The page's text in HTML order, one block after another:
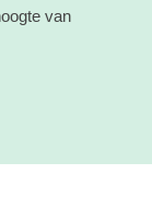
van